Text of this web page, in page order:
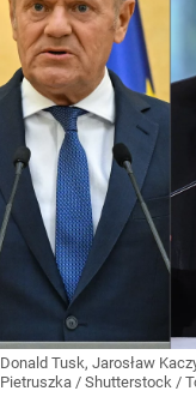
Donald Tusk, Jarosław
Pietruszka / Shutterstock /